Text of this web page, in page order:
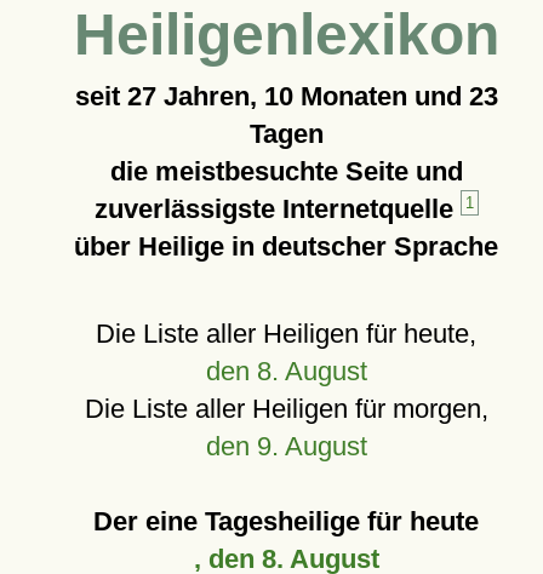
Heiligenlexikon
seit 27 Jahren, 10 Monaten und 23
Tagen
die meistbesuchte Seite und
zuverlässigste Internetquelle
1
über Heilige in deutscher Sprache
Die Liste aller Heiligen für heute,
den 8. August
Die Liste aller Heiligen für morgen,
den 9. August
Der eine Tagesheilige für heute
, den 8. August